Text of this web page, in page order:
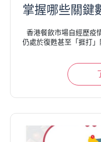
掌握哪些關鍵
香港餐飲市場自經歷疫
仍處於復甦甚至「捱打